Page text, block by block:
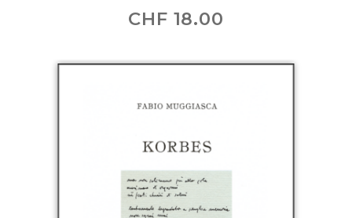
CHF 18.00